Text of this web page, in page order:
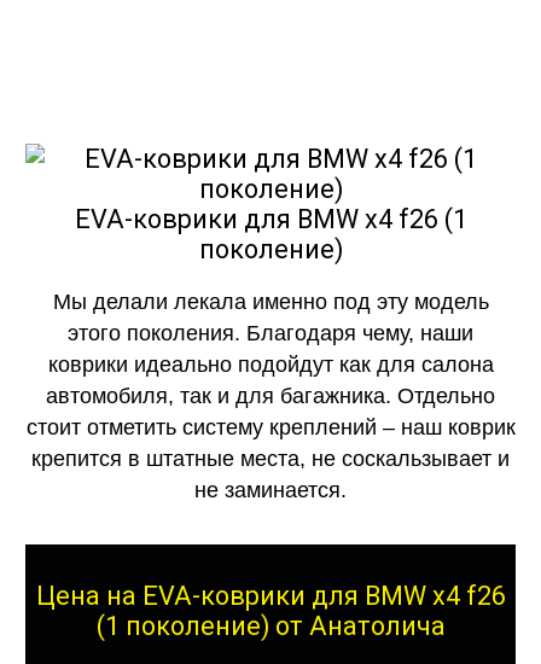
EVA-коврики для BMW x4 f26 (1
поколение)
Мы делали лекала именно под эту модель
этого поколения. Благодаря чему, наши
коврики идеально подойдут как для салона
автомобиля, так и для багажника. Отдельно
стоит отметить систему креплений – наш коврик
крепится в штатные места, не соскальзывает и
не заминается.
Цена на EVA-коврики для BMW x4 f26
(1 поколение) от Анатолича